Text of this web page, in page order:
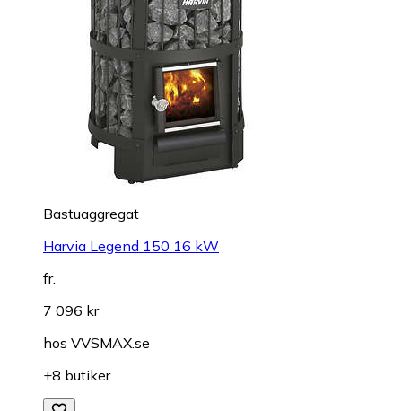
Bastuaggregat
Harvia Legend 150 16 kW
fr.
7 096 kr
hos VVSMAX.se
+8 butiker